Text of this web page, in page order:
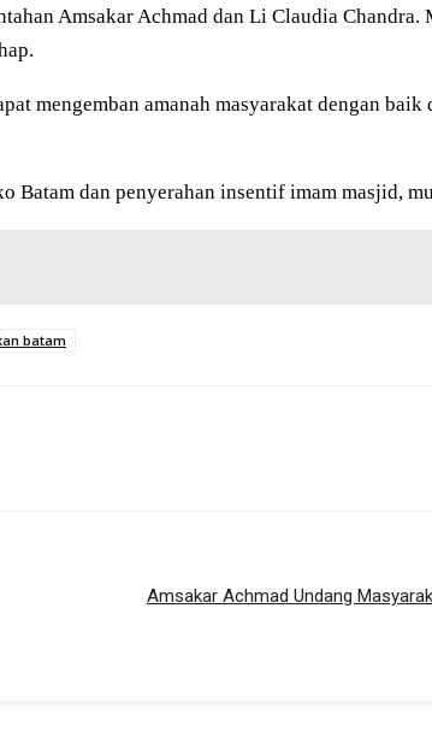
Amsakar Achmad dan Li Claudia
mengemban amanah masyarakat dengan
Batam dan penyerahan insentif imam masjid,
batam
Amsakar Achmad Undang